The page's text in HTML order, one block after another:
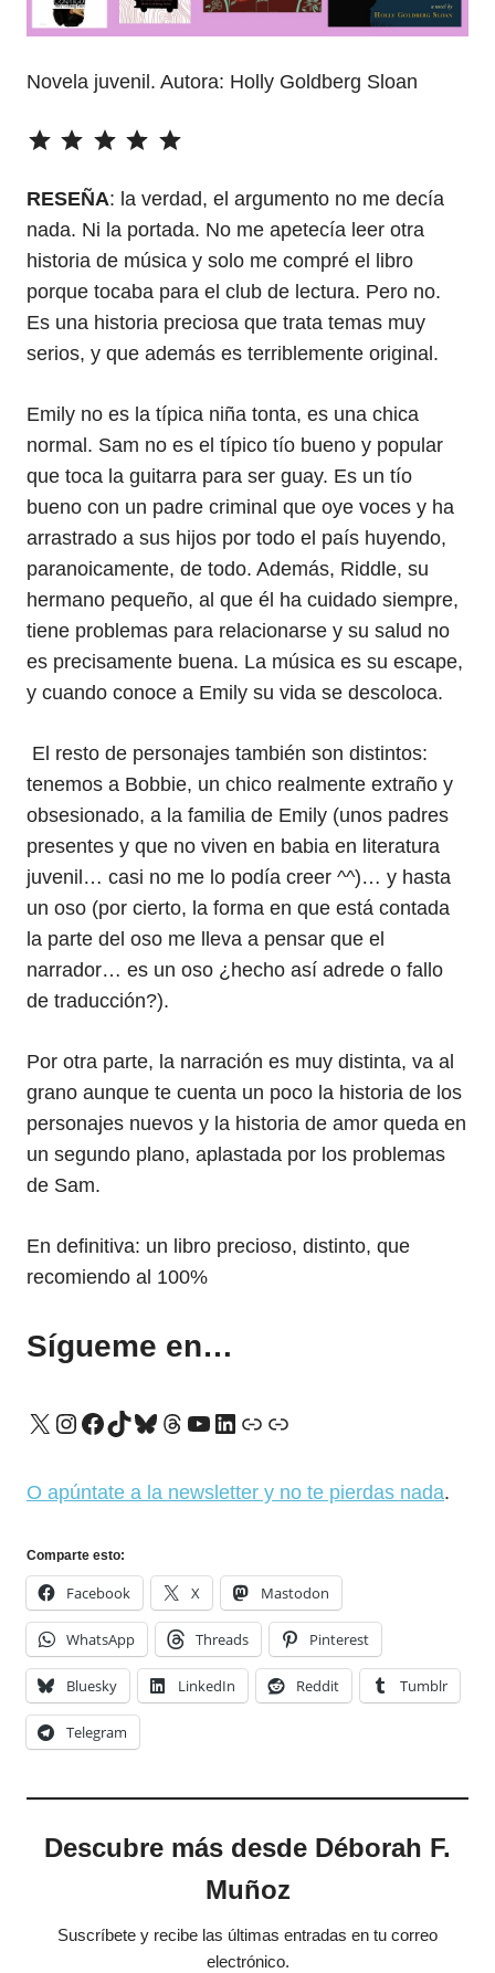
Novela juvenil. Autora: Holly Goldberg Sloan
⭐⭐ ⭐
RESEÑA: la verdad, el argumento no me decía
nada. Ni la portada. No me apetecía leer otra
historia de música y solo me compré el libro
porque tocaba para el club de lectura. Pero no.
Es una historia preciosa que trata temas muy
serios, y que además es terriblemente original.
Emily no es la típica niña tonta, es una chica
normal. Sam no es el típico tío bueno y popular
que toca la guitarra para ser guay. Es un tío
bueno con un padre criminal que oye voces y ha
arrastrado a sus hijos por todo el país huyendo,
paranoicamente, de todo. Además, Riddle, su
hermano pequeño, al que él ha cuidado siempre,
tiene problemas para relacionarse y su salud no
es precisamente buena. La música es su escape,
y cuando conoce a Emily su vida se descoloca.
El resto de personajes también son distintos:
tenemos a Bobbie, un chico realmente extraño y
obsesionado, a la familia de Emily (unos padres
presentes y que no viven en babia en literatura
juvenil… casi no me lo podía creer ^^)… y hasta
un oso (por cierto, la forma en que está contada
la parte del oso me lleva a pensar que el
narrador… es un oso ¿hecho así adrede o fallo
de traducción?).
Por otra parte, la narración es muy distinta, va al
grano aunque te cuenta un poco la historia de los
personajes nuevos y la historia de amor queda en
un segundo plano, aplastada por los problemas
de Sam.
En definitiva: un libro precioso, distinto, que
recomiendo al 100%
Sígueme en…
X Instagram
Facebook
TikTok
Bluesky
Threads
YouTube
LinkedIn
Enlace
Enlace
O apúntate a la newsletter y no te pierdas nada.
Comparte esto:
Facebook X Mastodon
WhatsApp Threads Pinterest
Bluesky LinkedIn Reddit Tumblr
Telegram
Descubre más desde Déborah F.
Muñoz
Suscríbete y recibe las últimas entradas en tu correo
electrónico.